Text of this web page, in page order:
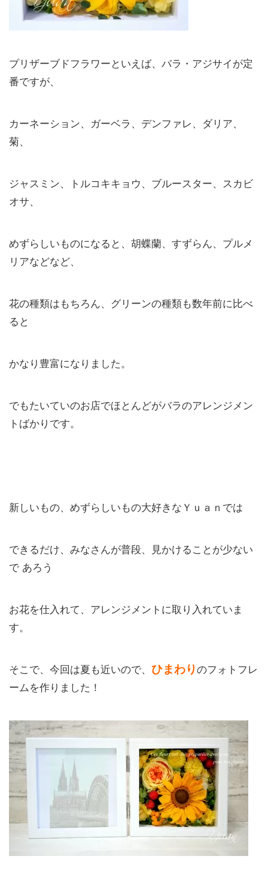
プリザーブドフラワーといえば、バラ・アジサイが定
番ですが、
カーネーション、ガーベラ、デンファレ、ダリア、
菊、
ジャスミン、トルコキキョウ、ブルースター、スカビ
オサ、
めずらしいものになると、胡蝶蘭、すずらん、プルメ
リアなどなど、
花の種類はもちろん、グリーンの種類も数年前に比べ
ると
かなり豊富になりました。
でもたいていのお店でほとんどがバラのアレンジメン
トばかりです。
新しいもの、めずらしいもの大好きなＹｕａｎでは
できるだけ、みなさんが普段、見かけることが少ない
で あろう
お花を仕入れて、アレンジメントに取り入れていま
す。
そこで、今回は夏も近いので、 ひまわり のフォトフレ
ームを作りました！